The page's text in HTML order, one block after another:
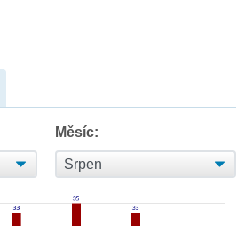
Měsíc: